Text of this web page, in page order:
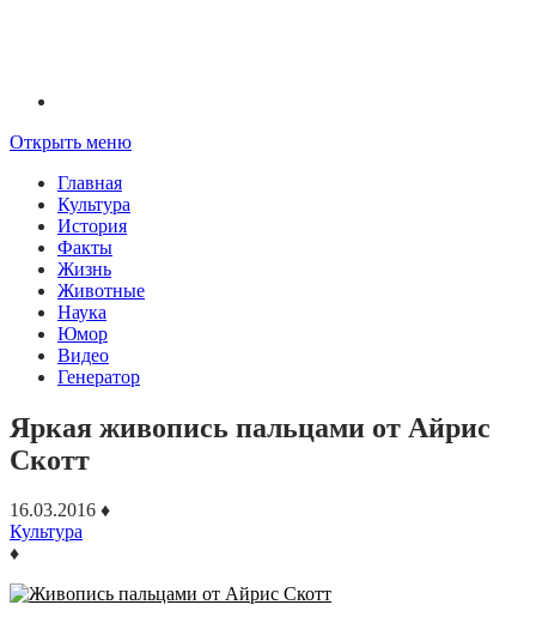
Открыть меню
Главная
Культура
История
Факты
Жизнь
Животные
Наука
Юмор
Видео
Генератор
Яркая живопись пальцами от Айрис
Скотт
16.03.2016 ♦
Культура
♦